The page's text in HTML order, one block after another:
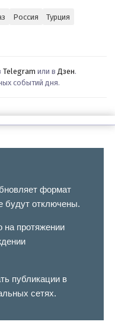
Россия Турция
Telegram или в Дзен.
событий дня.
формат
будут отключены.
на протяжении
публикации в
сетях.